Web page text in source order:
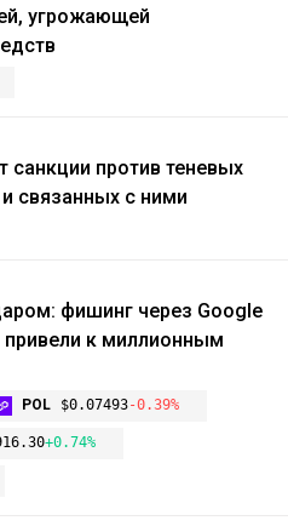
угрожающей
против теневых
связанных с ними
фишинг через Google
привели к миллионным
POL $0.07493-0.39%
+0.74%